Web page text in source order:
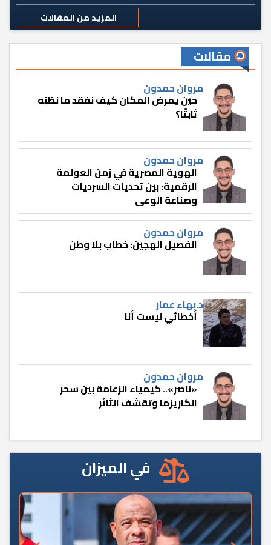
المزيد من المقالات
مقالات
مروان حمدون
حين يمرض المكان كيف نفقد ما نظنه
ثابتًا؟
مروان حمدون
الهوية المصرية في زمن العولمة
الرقمية: بين تحديات السرديات
وصناعة الوعي
مروان حمدون
الفصيل الهجين: خطاب بلا وطن
د.بهاء عمار
أخطائي ليست أنا
مروان حمدون
«ناصر».. كيمياء الزعامة بين سحر
الكاريزما وتقشف الثائر
في الميزان